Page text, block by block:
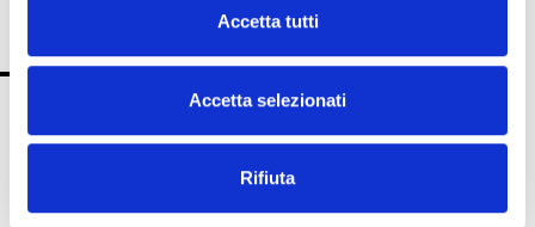
Accetta tutti
Accetta selezionati
Rifiuta
Technische Spezifikationen
HPMNGXL